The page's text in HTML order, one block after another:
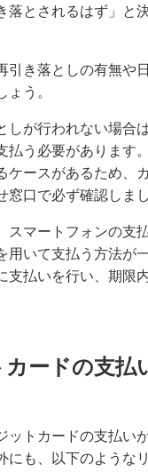
注意点も解説
ジットカードは作れ
ードのブラックカー
法を解説
ドとは？メリット
、申込方法を解説
カードのおすすめ国
徴と選び方を解説
ジットカードを申
、おすすめの使い方を
落とされるはず」と
引き落としの有無や
ょう。
しが行われない場合
払う必要があります
ケースがあるため、
窓口で必ず確認しまし
スマートフォンの支
用いて支払う方法が
支払いを行い、期限
ードの支払
ットカードの支払い
にも、以下のような